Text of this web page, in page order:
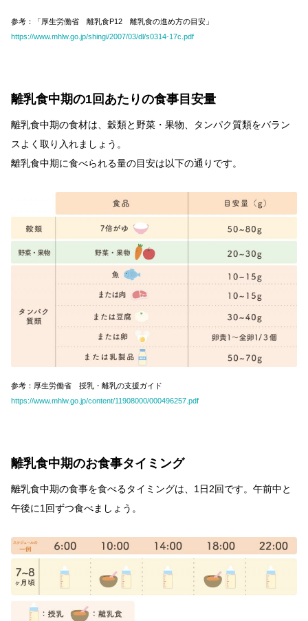
参考：「厚生労働省 離乳食P12 離乳食の進め方の目安」
https://www.mhlw.go.jp/shingi/2007/03/dl/s0314-17c.pdf
離乳食中期の1回あたりの食事目安量
離乳食中期の食材は、穀類と野菜・果物、タンパク質類をバラン
スよく取り入れましょう。
離乳食中期に食べられる量の目安は以下の通りです。
参考：厚生労働省 授乳・離乳の支援ガイド
https://www.mhlw.go.jp/content/11908000/000496257.pdf
離乳食中期のお食事タイミング
離乳食中期の食事を食べるタイミングは、1日2回です。午前中と
午後に1回ずつ食べましょう。